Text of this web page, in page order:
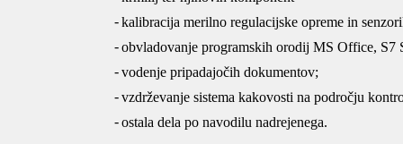
kalibracija merilno regulacijske opreme in
obvladovanje programskih orodij MS Office,
vodenje pripadajočih dokumentov;
vzdrževanje sistema kakovosti na področju
ostala dela po navodilu nadrejenega.